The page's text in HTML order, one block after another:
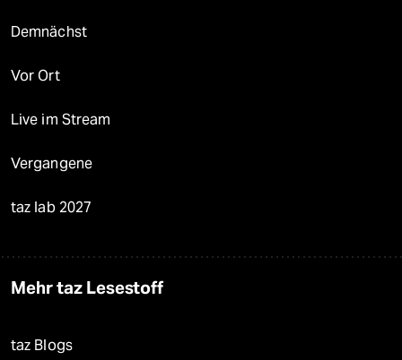
Demnächst
Vor Ort
Live im Stream
Vergangene
taz lab 2027
Mehr taz Lesestoff
taz Blogs